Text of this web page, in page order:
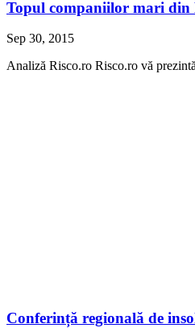
Topul companiilor mari din
Sep 30, 2015
Analiză Risco.ro Risco.ro vă
Conferință regională de